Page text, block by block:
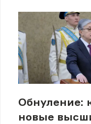
Обнуление:
новые